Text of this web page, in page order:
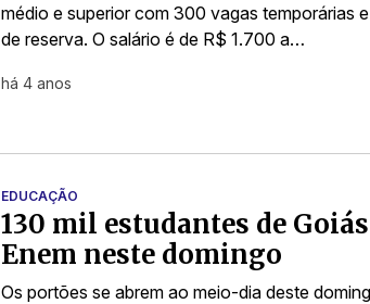
médio e superior com 300 vagas temporárias
de reserva. O salário é de R$ 1.700 a…
há 4 anos
EDUCAÇÃO
130 mil estudantes de
Enem neste domingo
Os portões se abrem ao meio-dia deste